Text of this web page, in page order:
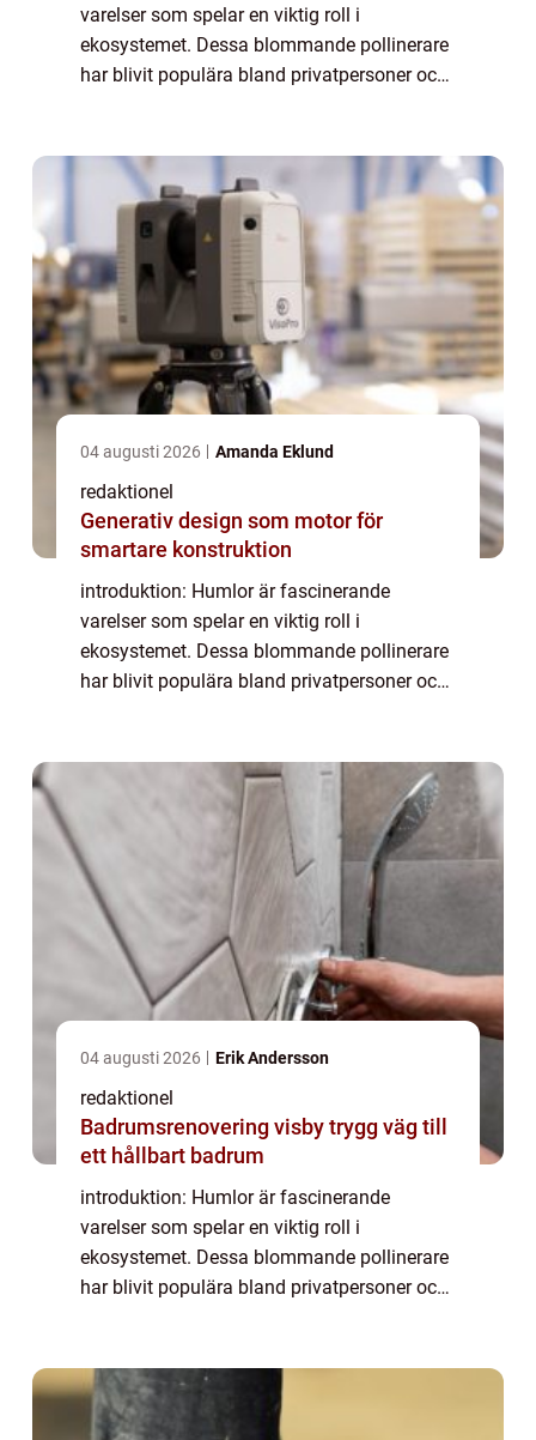
varelser som spelar en viktig roll i
ekosystemet. Dessa blommande pollinerare
har blivit populära bland privatpersoner och
humlo...
04 augusti 2026 Amanda Eklund
redaktionel
Generativ design som motor för
smartare konstruktion
introduktion: Humlor är fascinerande
varelser som spelar en viktig roll i
ekosystemet. Dessa blommande pollinerare
har blivit populära bland privatpersoner och
04 augusti 2026 Erik Andersson
redaktionel
Badrumsrenovering visby trygg väg till
ett hållbart badrum
introduktion: Humlor är fascinerande
varelser som spelar en viktig roll i
ekosystemet. Dessa blommande pollinerare
har blivit populära bland privatpersoner och
humlo...